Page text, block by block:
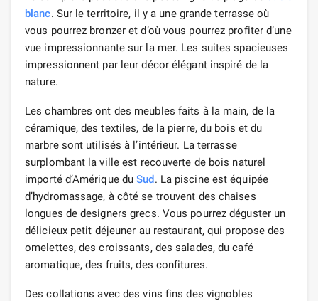
blanc. Sur le territoire, il y a une grande terrasse où
vous pourrez bronzer et d’où vous pourrez profiter d’une
vue impressionnante sur la mer. Les suites spacieuses
impressionnent par leur décor élégant inspiré de la
nature.
Les chambres ont des meubles faits à la main, de la
céramique, des textiles, de la pierre, du bois et du
marbre sont utilisés à l’intérieur. La terrasse
surplombant la ville est recouverte de bois naturel
importé d’Amérique duSud. La piscine est équipée
d’hydromassage, à côté se trouvent des chaises
longues de designers grecs. Vous pourrez déguster un
délicieux petit déjeuner au restaurant, qui propose des
omelettes, des croissants, des salades, du café
aromatique, des fruits, des confitures.
Des collations avec des vins fins des vignobles